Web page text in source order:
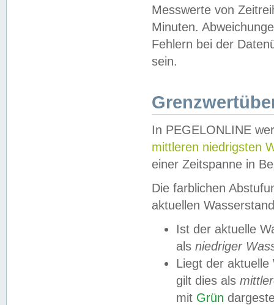
Messwerte von
Minuten.
Fehlern bei der
sein.
In PEGELONLINE
mittleren niedrigsten
einer Zeitspanne in
Die farblichen
aktuellen
Ist der aktuelle
als niedriger
Liegt der
gilt dies als
mit Grün